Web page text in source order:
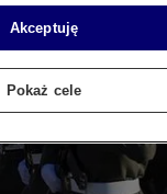
Akceptuję
Pokaż cele